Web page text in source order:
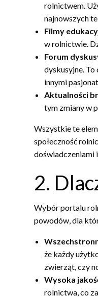
rolnictwem.
najnowszych
Filmy
w rolnictwie.
Forum
dyskusyjne.
innymi
Aktualności
tym zmiany w
Wszystkie te
społeczność
doświadczeniami
2.
Wybór portalu
powodów, dla
że każdy
zwierząt, czy
Wysoka
rolnictwa, co